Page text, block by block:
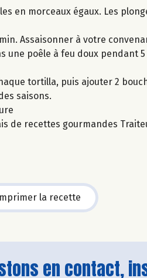
en morceaux égaux. Les
Assaisonner à votre
poêle à feu doux pendant
tortilla, puis ajouter 2
saisons.
de recettes gourmandes
la recette
en contact,